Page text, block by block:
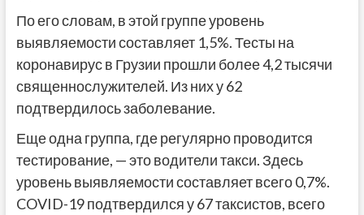
По его словам, в этой группе уровень
выявляемости составляет 1,5%. Тесты на
коронавирус в Грузии прошли более 4,2 тысячи
священнослужителей. Из них у 62
подтвердилось заболевание.
Еще одна группа, где регулярно проводится
тестирование, — это водители такси. Здесь
уровень выявляемости составляет всего 0,7%.
COVID-19 подтвердился у 67 таксистов, всего